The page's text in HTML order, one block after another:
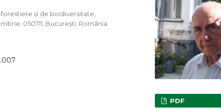
și de biodiversitate,
050711, București, România
PDF